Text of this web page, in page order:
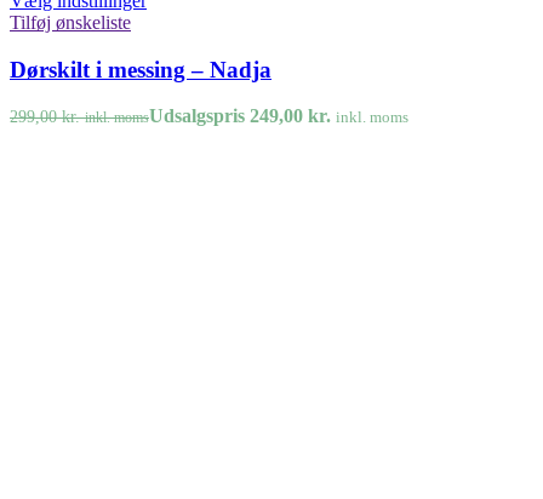
Tilføj ønskeliste
Dørskilt i messing – Nadja
299,00kr. inkl. momsUdsalgspris 249,00 kr. inkl. moms